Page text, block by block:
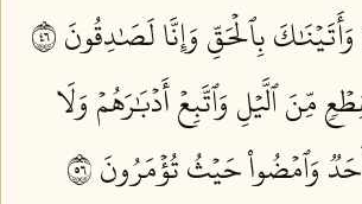
وَأَتَيۡنَٰكَ بِٱلۡحَقِّ وَإِنَّا لَصَٰدِقُونَ ٦٤
مِّنَ ٱلَّيۡلِ وَٱتَّبِعۡ أَدۡبَٰرَهُمۡ وَلَا
وَٱمۡضُواْ حَيۡثُ تُؤۡمَرُونَ ٦٥